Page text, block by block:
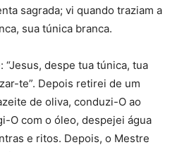
sagrada; vi quando traziam a
sua túnica branca.
despe tua túnica, tua
te”. Depois retirei de um
de oliva, conduzi-O ao
O com o óleo, despejei água
e ritos. Depois, o Mestre